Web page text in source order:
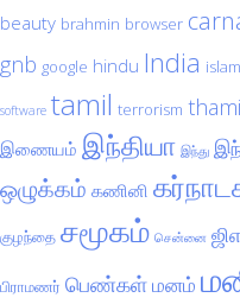
beauty brahmin browser
gnb google hindu India islam
software tamil terrorism
இணையம் இந்தியா இந்து
ஒழுக்கம் கணினி
குழந்தை சமூகம் சென்னை
பிராமணர் பெண்கள்மனம்